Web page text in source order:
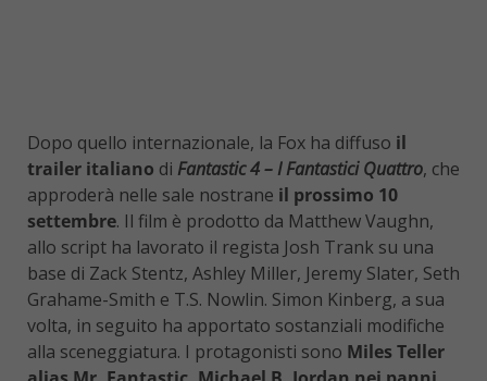
Dopo quello internazionale, la Fox ha diffuso il
trailer italiano di Fantastic 4 – I Fantastici Quattro, che
approderà nelle sale nostrane il prossimo 10
settembre. Il film è prodotto da Matthew Vaughn,
allo script ha lavorato il regista Josh Trank su una
base di Zack Stentz, Ashley Miller, Jeremy Slater, Seth
Grahame-Smith e T.S. Nowlin. Simon Kinberg, a sua
volta, in seguito ha apportato sostanziali modifiche
alla sceneggiatura. I protagonisti sono Miles Teller